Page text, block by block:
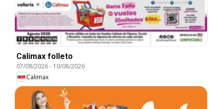
Calimax folleto
07/08/2026- 10/08/2026
Calimax